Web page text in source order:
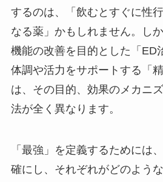
するのは、「飲むとすぐに性
なる薬」かもしれません。し
機能の改善を目的とした「ED
体調や活力をサポートする「
は、その目的、効果のメカニ
法が全く異なります。
「最強」を定義するためには
確にし、それぞれがどのよう